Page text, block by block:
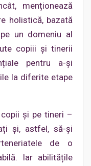
menționează
holistică, bazată
un domeniu al
copiii și tinerii
pentru a-și
la diferite etape
și pe tineri –
și, astfel, să-și
de o
Iar abilitățile